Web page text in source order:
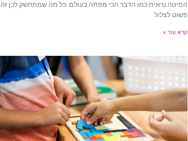
המיטה נראית כמו הדבר הכי מפתה בעולם. כל מה שמתחשק לכן זה
פשוט לצלול
קרא עוד »